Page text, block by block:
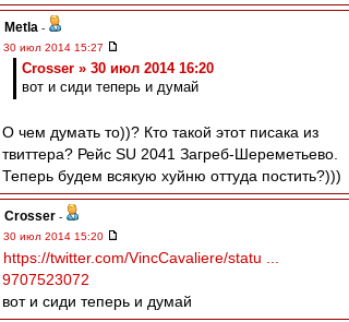
Metla -
30 июл 2014 15:27
Crosser » 30 июл 2014 16:20
вот и сиди теперь и думай
О чем думать то))? Кто такой этот писака из
твиттера? Рейс SU 2041 Загреб-Шереметьево.
Теперь будем всякую хуйню оттуда постить?)))
Crosser -
30 июл 2014 15:20
https://twitter.com/VincCavaliere/statu ...
9707523072
вот и сиди теперь и думай